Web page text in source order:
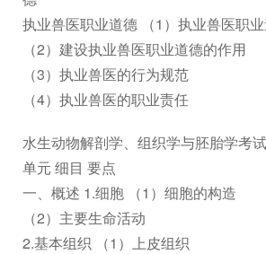
执业兽医职业道德 （1）执业兽医职
（2）建设执业兽医职业道德的作用
（3）执业兽医的行为规范
（4）执业兽医的职业责任
水生动物解剖学、组织学与胚胎学考
单元 细目 要点
一、概述 1.细胞 （1）细胞的构造
（2）主要生命活动
2.基本组织 （1）上皮组织